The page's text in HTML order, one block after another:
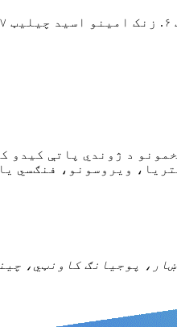
د ژوندي پاتې کیدو